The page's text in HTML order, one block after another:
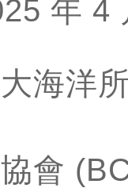
年 4
海洋
會